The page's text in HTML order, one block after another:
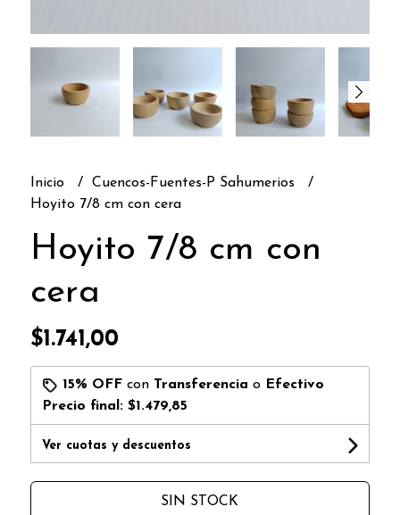
Inicio
Cuencos-Fuentes-P Sahumerios
Hoyito 7/8 cm con cera
Hoyito 7/8 cm con
cera
$1.741,00
15% OFFcon Transferencia o Efectivo
Precio final: $1.479,85
Ver cuotas y descuentos
SIN STOCK